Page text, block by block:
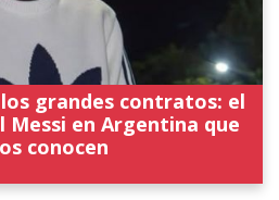
grandes contratos: el
Messi en Argentina que
conocen